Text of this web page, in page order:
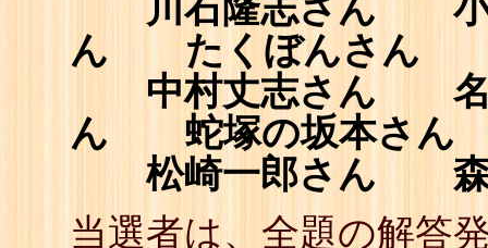
川石隆志さん 小
ん たくぼんさん
中村丈志さん 名
ん 蛇塚の坂本さん
松崎一郎さん 森
当選者は、全題の解答